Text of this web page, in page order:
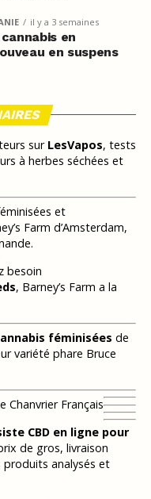
il y a 3 semaines
en
en suspens
sur LesVapos, tests
à herbes séchées et
et
Farm d’Amsterdam,
besoin
, Barney’s Farm a la
féminisées de
variété phare Bruce
Chanvrier Français
CBD en ligne pour
de gros, livraison
produits analysés et